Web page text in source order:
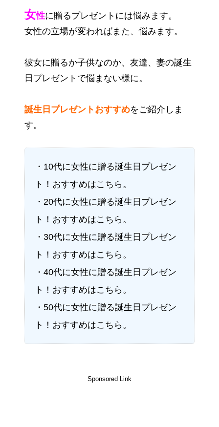
女性に贈るプレゼントには悩みます。
女性の立場が変わればまた、悩みます。
彼女に贈るか子供なのか、友達、妻の誕生
日プレゼントで悩まない様に。
誕生日プレゼントおすすめをご紹介しま
す。
・10代に女性に贈る誕生日プレゼン
ト！おすすめはこちら。
・20代に女性に贈る誕生日プレゼン
ト！おすすめはこちら。
・30代に女性に贈る誕生日プレゼン
ト！おすすめはこちら。
・40代に女性に贈る誕生日プレゼン
ト！おすすめはこちら。
・50代に女性に贈る誕生日プレゼン
ト！おすすめはこちら。
Sponsored Link